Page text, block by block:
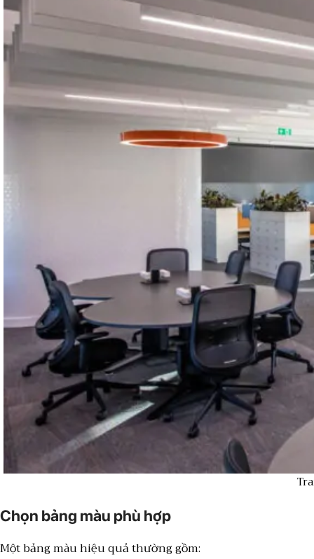
Chọn bảng màu phù hợp
Một bảng màu hiệu quả thường gồm: